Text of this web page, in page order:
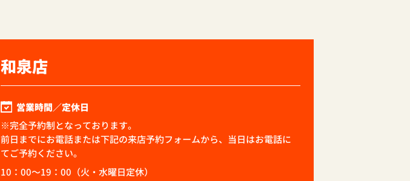
和泉店
営業時間／定休日
※完全予約制となっております。
前日までにお電話または下記の来店予約フォームから、当日はお電話に
てご予約ください。
10：00～19：00（火・水曜日定休）